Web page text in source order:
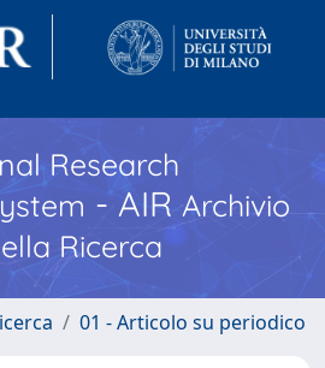
Research
- AIR Archivio
Ricerca
01 - Articolo su periodico